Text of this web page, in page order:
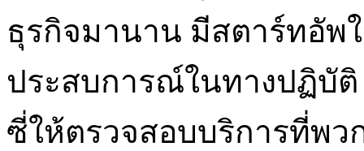
ธุรกิจมานาน มีสตาร์ทอัพ
ประสบการณ์ในทางปฏิบัติ
ซี่ให้ตรวจสอบบริการที่พว